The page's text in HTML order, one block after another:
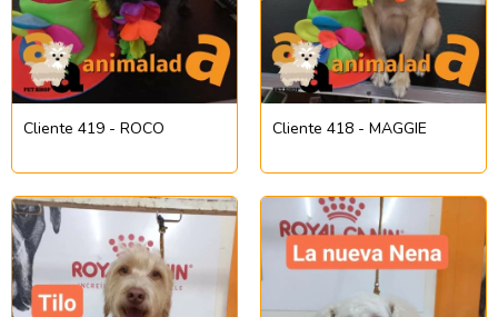
Cliente 419 - ROCO Cliente 418 - MAGGIE